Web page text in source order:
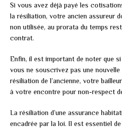
Si vous avez déjà payé les
la résiliation, votre ancien assureur
non utilisée, au prorata du temps
contrat.
Enfin, il est important de noter que
vous ne souscrivez pas une
résiliation de l’ancienne, votre
à votre encontre pour non-respect
La résiliation d’une assurance
encadrée par la loi. Il est essentiel